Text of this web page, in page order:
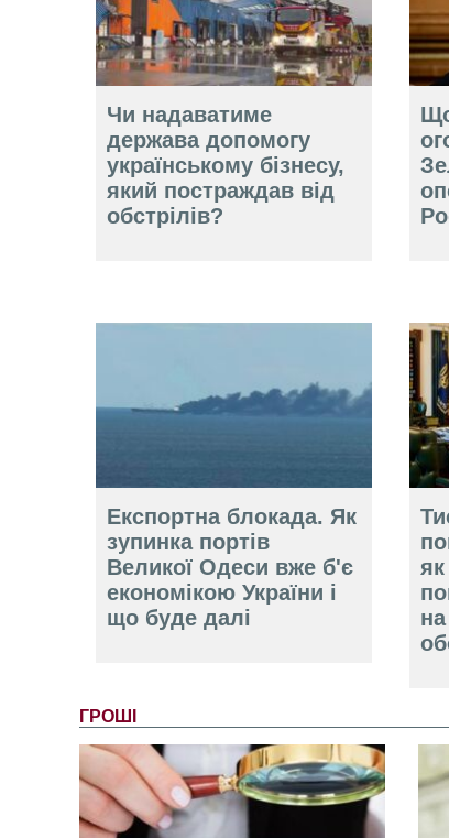
Чи надаватиме
держава допомогу
українському бізнесу,
який постраждав від
обстрілів?
Експортна блокада. Як
зупинка портів
Великої Одеси вже б'є
економікою України і
що буде далі
ГРОШІ